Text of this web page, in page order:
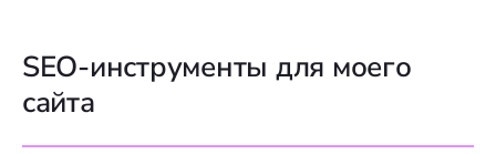
SEO-инструменты для моего
сайта